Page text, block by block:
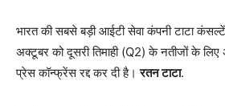
भारत की सबसे बड़ी आईटी सेवा कंपनी टाटा
अक्टूबर को दूसरी तिमाही (Q2) के नतीजों के लिए
प्रेस कॉन्फ्रेंस रद्द कर दी है।रतन टाटा.